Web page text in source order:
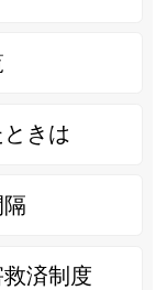
きは
済制度